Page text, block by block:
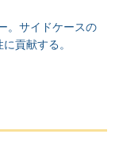
。サイドケースの
貢献する。